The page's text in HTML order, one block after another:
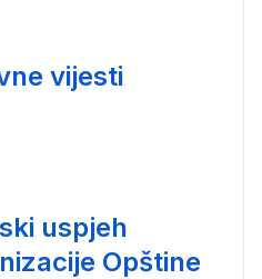
vijesti
uspjeh
Opštine